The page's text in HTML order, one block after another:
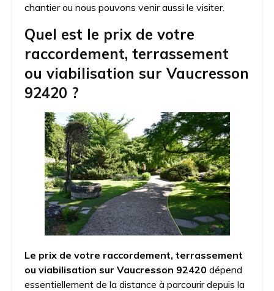
chantier ou nous pouvons venir aussi le visiter.
Quel est le prix de votre
raccordement, terrassement
ou viabilisation sur Vaucresson
92420 ?
Le prix de votre raccordement, terrassement
ou viabilisation sur Vaucresson 92420 dépend
essentiellement de la distance à parcourir depuis la